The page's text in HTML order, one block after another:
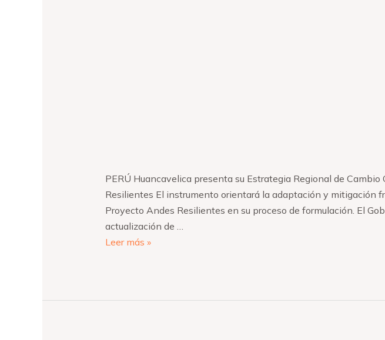
PERÚ Huancavelica presenta su Estrategia Regional de
Resilientes El instrumento orientará la adaptación y mitigación
Proyecto Andes Resilientes en su proceso de formulación. El
actualización de …
Leer más »